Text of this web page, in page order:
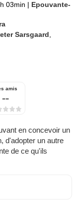
03min | Epouvante-
Sarsgaard
amis
--
en concevoir un
d'adopter un autre
de ce qu'ils